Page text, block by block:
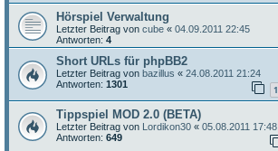
Hörspiel Verwaltung
Letzter Beitrag von cube « 04.09.2011 22:45
Antworten: 4
Short URLs für phpBB2
Letzter Beitrag von bazillus « 24.08.2011 21:24
Antworten: 1301 1
Tippspiel MOD 2.0 (BETA)
Letzter Beitrag von Lordikon30 « 05.08.2011 17:48
Antworten: 649